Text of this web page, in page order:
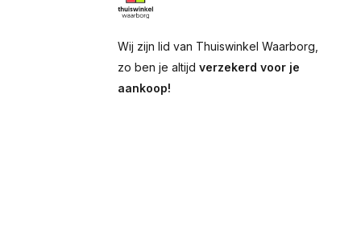
Wij zijn lid van Thuiswinkel Waarborg,
zo ben je altijd verzekerd voor je
aankoop!